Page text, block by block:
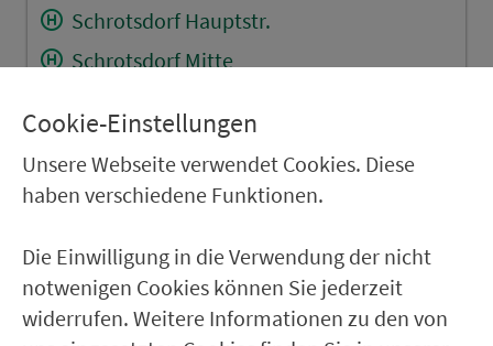
Schrotsdorf Hauptstr.
Schrotsdorf Mitte
Egensbach
Offenhausen Mitte
Kucha
RÜCKFAHRT
Cookie-Einstellungen
Unsere Webseite verwendet Cookies. Diese
haben verschiedene Funktionen.
Die Einwilligung in die Verwendung der nicht
notwenigen Cookies können Sie jederzeit
widerrufen. Weitere Informationen zu den von